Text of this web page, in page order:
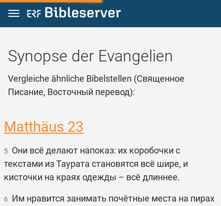
Zum Inhalt springen
Synopse der Evangelien
Vergleiche ähnliche Bibelstellen (Священное
Писание, Восточный перевод):
Matthäus 23
5 Они всё делают напоказ: их коробочки с
текстами из Таурата становятся всё шире, и
кисточки на краях одежды – всё длиннее.
6 Им нравится занимать почётные места на пирах